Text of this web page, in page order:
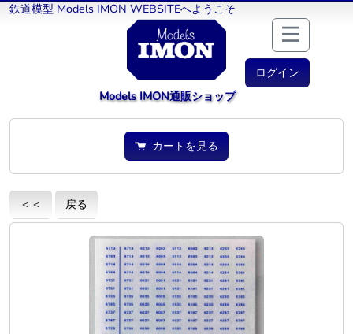
鉄道模型 Models IMON WEBSITEへようこそ
ログイン
Models IMON通販ショップ
カートを見る
＜＜ 戻る